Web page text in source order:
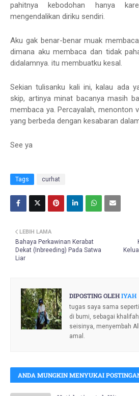
pahitnya kebodohan hanya
mengendalikan diriku sendiri.
Aku gak benar-benar muak
dimana aku membaca dan tidak
didalamnya. itu membuatku kesal.
Sekian tulisanku kali ini, kalau ada
skip, artinya minat bacanya masih
membaca ya. Percayalah, menonton
yang berbeda dengan kesabaran
See ya
Tags curhat
LEBIH LAMA
Bahaya Perkawinan Kerabat
Dekat (Inbreeding) Pada Satwa
Liar
DIPOSTING OLEHIYAH
tugas saya sama
di bumi, sebagai
seisinya, menyembah
amal.
ANDA MUNGKIN MENYUKAI